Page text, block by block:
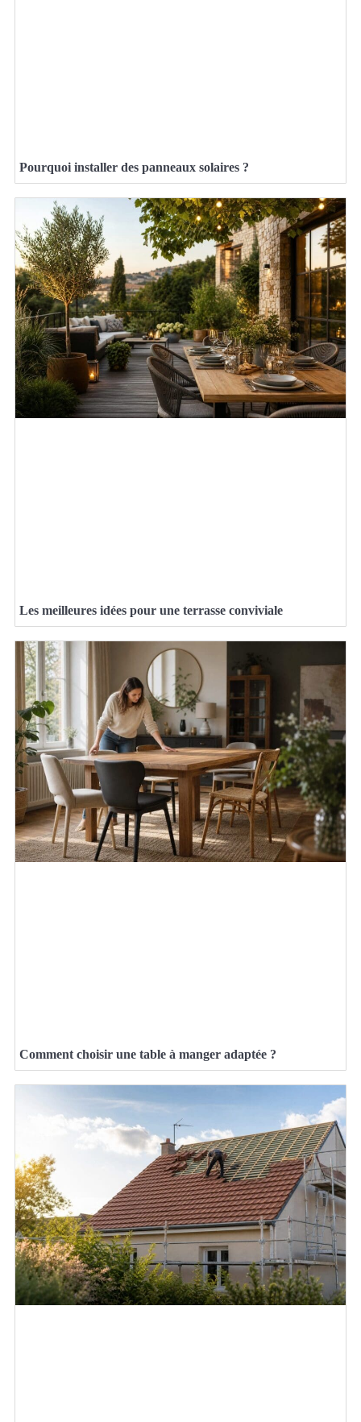
Pourquoi installer des panneaux solaires ?
Les meilleures idées pour une terrasse conviviale
Comment choisir une table à manger adaptée ?